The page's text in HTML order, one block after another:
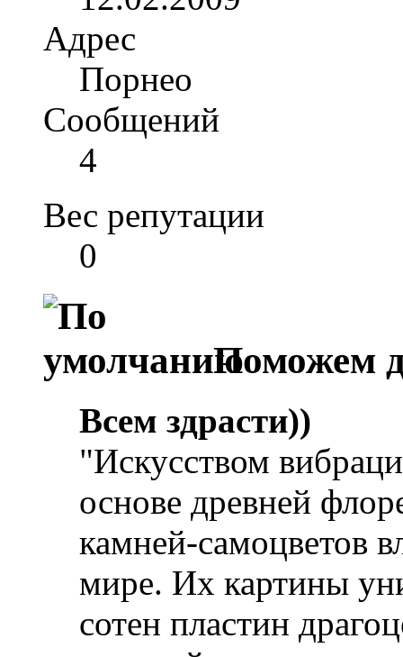
Адрес
Порнео
Сообщений
4
Вес репутации
0
Поможем
Всем здрасти))
"Искусством
основе древней
камней-самоцветов
мире. Их картины
сотен пластин